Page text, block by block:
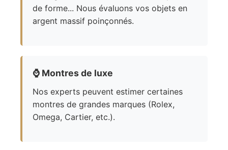
de forme... Nous évaluons vos objets en
argent massif poinçonnés.
⌚ Montres de luxe
Nos experts peuvent estimer certaines
montres de grandes marques (Rolex,
Omega, Cartier, etc.).